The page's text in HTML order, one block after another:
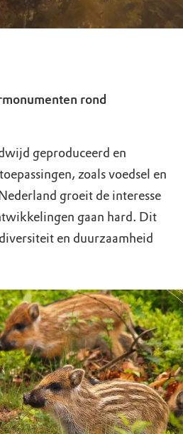
rond
geproduceerd en
zoals voedsel en
groeit de interesse
gaan hard. Dit
en duurzaamheid